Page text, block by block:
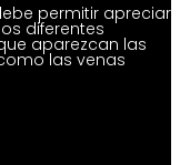
permitir apreciar
diferentes
aparezcan las
las venas